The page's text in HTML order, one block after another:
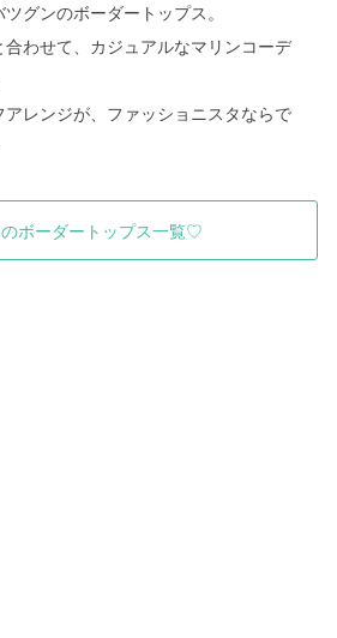
グンのボーダートップス。
わせて、カジュアルなマリンコーデ
アレンジが、ファッショニスタならで
ボーダートップス一覧♡